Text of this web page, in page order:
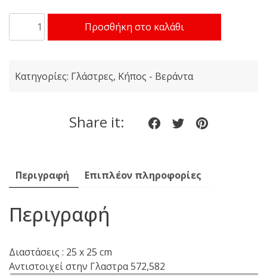
Γλάστρας
Προσθήκη στο καλάθι
Κατηγορίες: Γλάστρες, Κήπος - Βεράντα
Share it:
ShareShare
Περιγραφή Επιπλέον πληροφορίες
Περιγραφή
Διαστάσεις : 25 x 25 cm
Αντιστοιχεί στην Γλαστρα 572,582